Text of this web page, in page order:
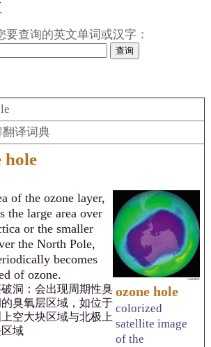
要查询的英文单词或汉字：
译词典
hole
ozone hole
colorized
satellite image
of the
of the ozone layer,
the large area over
or the smaller
the North Pole,
becomes
of ozone.
洞：会出现周期性臭
臭氧层区域，如位于
空大块区域与北极上
域